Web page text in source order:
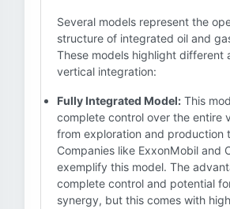
Several models represent the
structure of integrated oil and
These models highlight different
vertical integration:
Fully Integrated Model: This
complete control over the entire
from exploration and production
Companies like ExxonMobil and
exemplify this model. The
complete control and potential
synergy, but this comes with